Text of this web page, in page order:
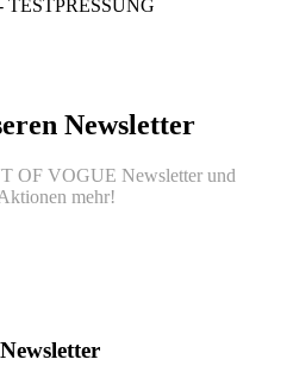
Newsletter
OF VOGUE Newsletter und
mehr!